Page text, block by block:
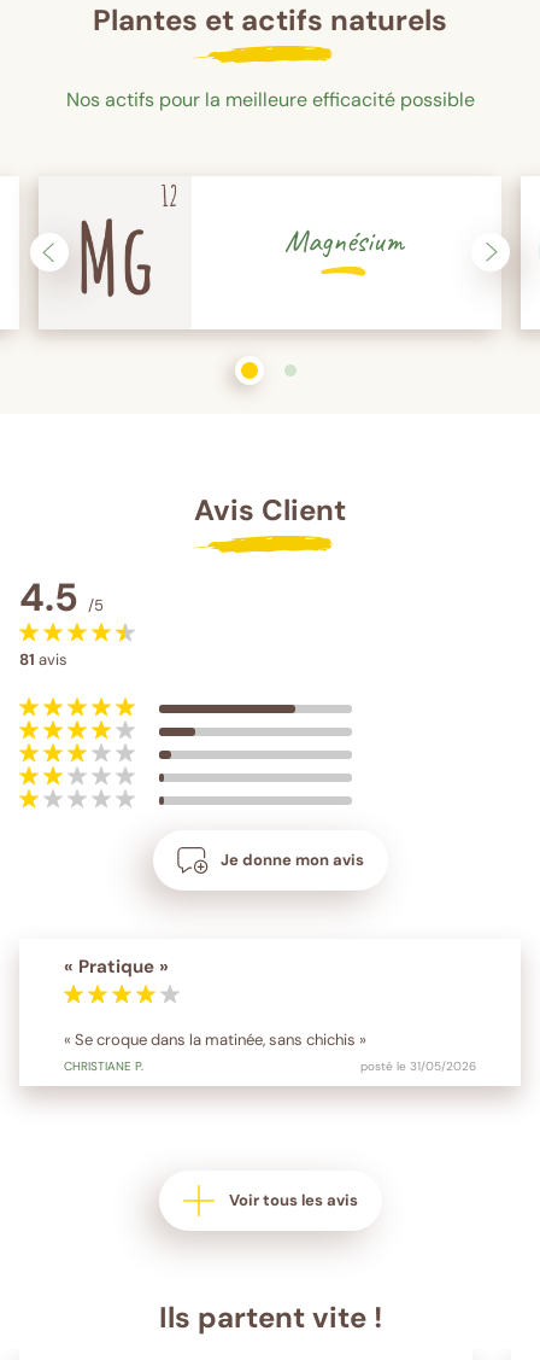
Plantes et actifs naturels
Nos actifs pour la meilleure efficacité possible
Magnésium
1
sur 2 2sur 2
Avis Client
4.5 /5
81 avis
Je donne mon avis
« Pratique »
« Se croque dans la matinée, sans chichis »
CHRISTIANE P. posté le 31/05/2026
Voir tous les avis
Ils partent vite !